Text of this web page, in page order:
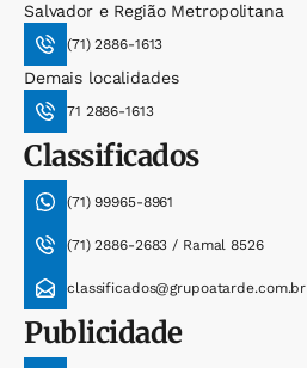
Salvador e Região Metropolitana
(71) 2886-1613
Demais localidades
71 2886-1613
Classificados
(71) 99965-8961
(71) 2886-2683 / Ramal 8526
classificados@grupoatarde.com.br
Publicidade